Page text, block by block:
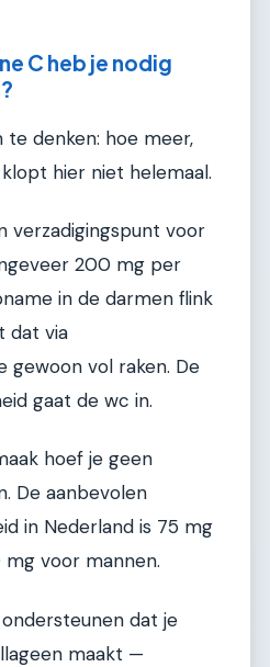
C heb je nodig
te denken: hoe meer,
hier niet helemaal.
verzadigingspunt voor
200 mg per
in de darmen flink
dat via
vol raken. De
gaat de wc in.
hoef je geen
De aanbevolen
in Nederland is 75 mg
voor mannen.
dat je
maakt —